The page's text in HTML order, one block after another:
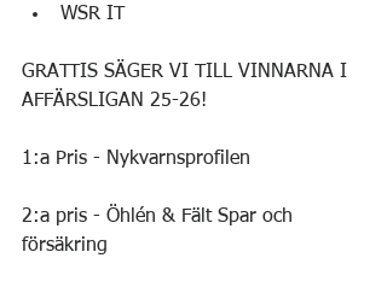
WSR IT
GRATTIS SÄGER VI TILL VINNARNA I
AFFÄRSLIGAN 25-26!
1:a Pris - Nykvarnsprofilen
2:a pris - Öhlén & Fält Spar och
försäkring